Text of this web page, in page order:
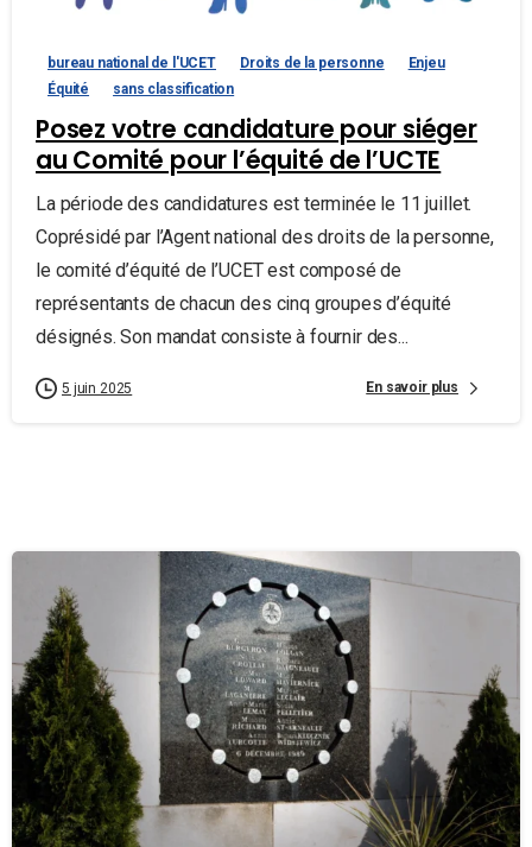
bureau national de l'UCET Droits de la personne
Enjeu
Équité
sans classification
Posez votre candidature pour siéger
au Comité pour l’équité de l’UCTE
La période des candidatures est terminée le 11 juillet.
Coprésidé par l’Agent national des droits de la personne,
le comité d’équité de l’UCET est composé de
représentants de chacun des cinq groupes d’équité
désignés. Son mandat consiste à fournir des...
5 juin 2025 En savoir plus